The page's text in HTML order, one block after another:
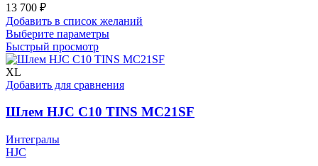
13 700 ₽
Добавить в список желаний
Выберите параметрыЭтот
имеет
вариаций.
можно
Быстрый просмотр
XL
Добавить для сравнения
Шлем HJC C10 TINS MC21SF
Интегралы
HJC